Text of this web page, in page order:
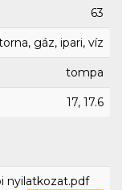
63
gáz, ipari, víz
tompa
17, 17.6
nyilatkozat.pdf